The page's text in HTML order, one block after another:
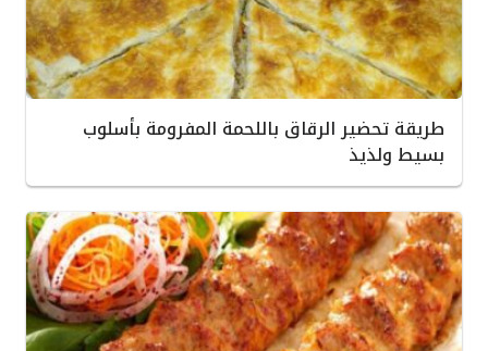
طريقة تحضير الرقاق باللحمة المفرومة بأسلوب
بسيط ولذيذ